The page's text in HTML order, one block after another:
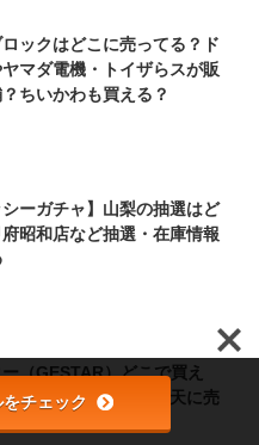
ックはどこに売ってる？ド
マダ電機・トイザらスが販
ちいかわも買える？
シーガチャ】山梨の抽選はど
昭和店など抽選・在庫情報
（GESTAR）どこで買え
屋やトイザらス・楽天に売
チェック